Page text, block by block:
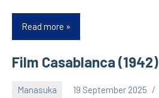
Read more Film
Anime
Bocchi
Rock
Film Casablanca (1942)
Manasuka 19 September 2025